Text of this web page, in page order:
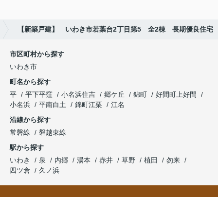
【新築戸建】 いわき市若葉台2丁目第5 全2棟 長期優良住宅
市区町村から探す
いわき市
町名から探す
平
平下平窪 小名浜住吉 郷ケ丘 錦町
好間町上好間
小名浜
平南白土 錦町江栗
江名
沿線から探す
常磐線
磐越東線
駅から探す
いわき
泉 内郷 湯本 赤井 草野 植田
勿来
四ツ倉
久ノ浜